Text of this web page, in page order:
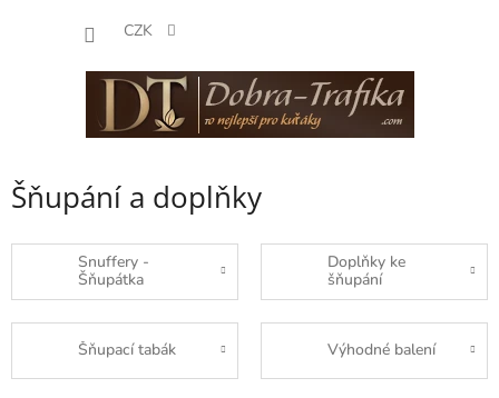
CZK
Šňupání a doplňky
Snuffery -
Šňupátka
Doplňky ke
šňupání
Šňupací tabák Výhodné balení